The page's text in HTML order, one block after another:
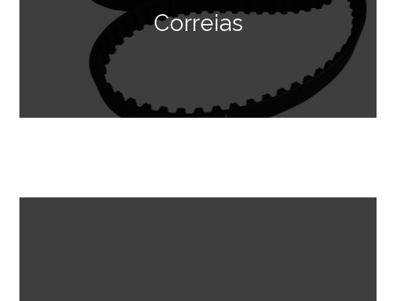
Correias